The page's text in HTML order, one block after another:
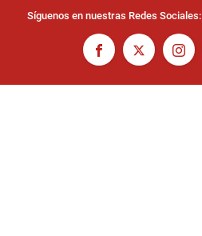
Síguenos en nuestras Redes Sociales: